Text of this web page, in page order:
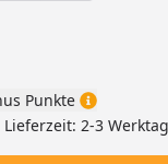
Punkte
Lieferzeit: 2-3